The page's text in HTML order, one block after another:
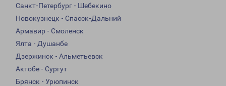
Санкт-Петербург - Шебекино
Новокузнецк - Спасск-Дальний
Армавир - Смоленск
Ялта - Душанбе
Дзержинск - Альметьевск
Актобе - Сургут
Брянск - Урюпинск